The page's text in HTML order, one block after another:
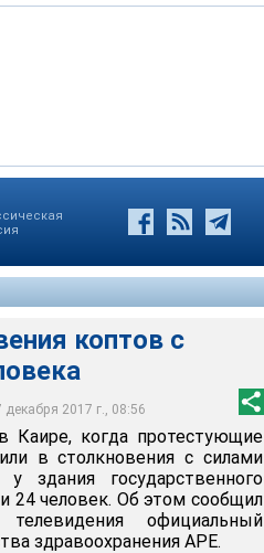
коптов с
2017 г., 08:56
(копты) вступили в
Каире, когда протестующие
в столкновения с силами
здания государственного
24 человек. Об этом сообщил
официальный
здравоохранения АРЕ.